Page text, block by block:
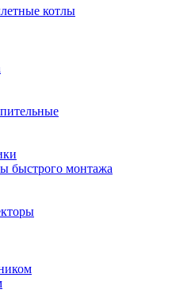
котлы
быстрого монтажа